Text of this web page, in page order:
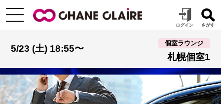
5/23 (土) 18:55〜
個室ラウンジ
札幌個室1